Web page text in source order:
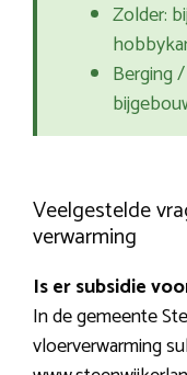
Zolder:
Berging
Veelgestelde
verwarming
Is er subsidie
In de gemeente
vloerverwarming